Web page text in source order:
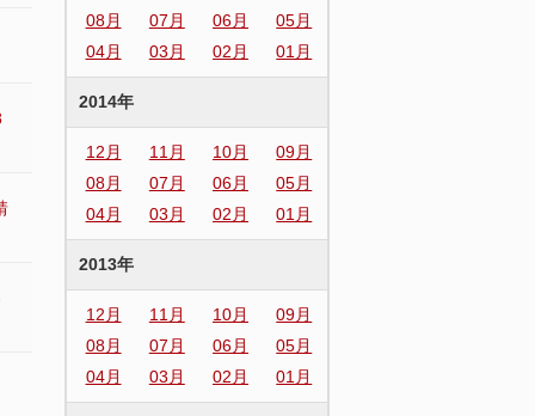
08月
07月 06月
05月
04月
03月 02月 01月
2014年
12月 11月 10月
09月
08月
07月 06月
05月
04月
03月 02月 01月
2013年
12月 11月 10月
09月
08月
07月 06月
05月
04月
03月 02月 01月